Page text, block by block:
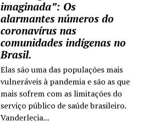
imaginada”: Os
alarmantes números do
coronavírus nas
comunidades indígenas no
Brasil.
Elas são uma das populações mais
vulneráveis à pandemia e são as que
mais sofrem com as limitações do
serviço público de saúde brasileiro.
Vanderlecia...